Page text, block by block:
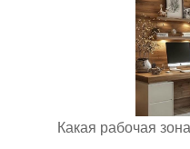
Какая рабочая